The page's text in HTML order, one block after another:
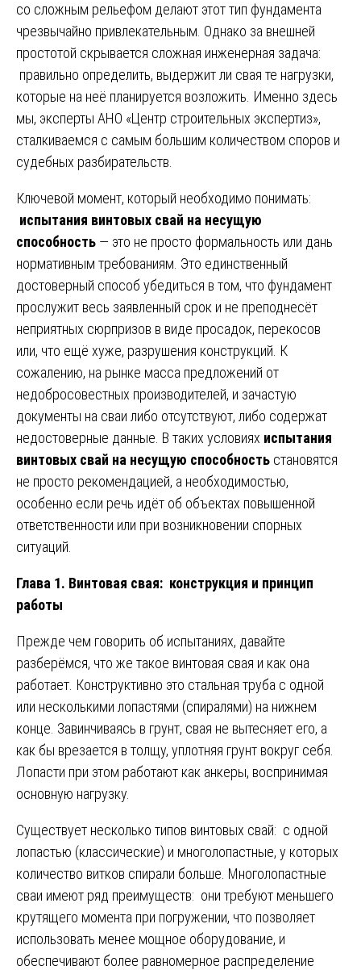
со сложным рельефом делают этот тип фундамента
чрезвычайно привлекательным. Однако за внешней
простотой скрывается сложная инженерная задача:
правильно определить, выдержит ли свая те нагрузки,
которые на неё планируется возложить. Именно здесь
мы, эксперты АНО «Центр строительных экспертиз»,
сталкиваемся с самым большим количеством споров и
судебных разбирательств.
Ключевой момент, который необходимо понимать:
испытания винтовых свай на несущую
способность — это не просто формальность или дань
нормативным требованиям. Это единственный
достоверный способ убедиться в том, что фундамент
прослужит весь заявленный срок и не преподнесёт
неприятных сюрпризов в виде просадок, перекосов
или, что ещё хуже, разрушения конструкций. К
сожалению, на рынке масса предложений от
недобросовестных производителей, и зачастую
документы на сваи либо отсутствуют, либо содержат
недостоверные данные. В таких условиях испытания
винтовых свай на несущую способность становятся
не просто рекомендацией, а необходимостью,
особенно если речь идёт об объектах повышенной
ответственности или при возникновении спорных
ситуаций.
Глава 1. Винтовая свая: конструкция и принцип
работы
Прежде чем говорить об испытаниях, давайте
разберёмся, что же такое винтовая свая и как она
работает. Конструктивно это стальная труба с одной
или несколькими лопастями (спиралями) на нижнем
конце. Завинчиваясь в грунт, свая не вытесняет его, а
как бы врезается в толщу, уплотняя грунт вокруг себя.
Лопасти при этом работают как анкеры, воспринимая
основную нагрузку.
Существует несколько типов винтовых свай: с одной
лопастью (классические) и многолопастные, у которых
количество витков спирали больше. Многолопастные
сваи имеют ряд преимуществ: они требуют меньшего
крутящего момента при погружении, что позволяет
использовать менее мощное оборудование, и
обеспечивают более равномерное распределение